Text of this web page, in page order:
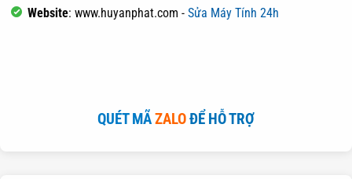
Website: www.huyanphat.com - Sửa Máy Tính 24h
QUÉT MÃZALOĐỂ HỖ TRỢ